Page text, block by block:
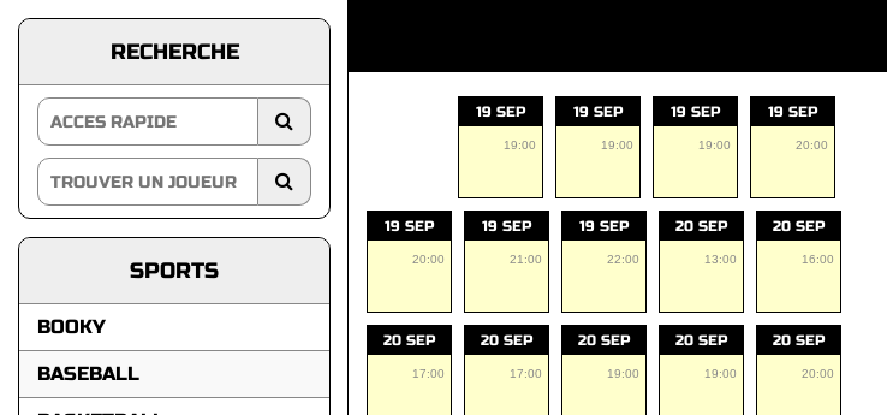
RECHERCHE
SPORTS
BOOKY
BASEBALL
19 SEP
19:00
19 SEP
19:00
19 SEP
19:00
19 SEP
20:00
19 SEP
20:00
19 SEP
21:00
19 SEP
22:00
20 SEP
13:00
20 SEP
16:00
20 SEP
17:00
20 SEP
17:00
20 SEP
19:00
20 SEP
19:00
20 SEP
20:00